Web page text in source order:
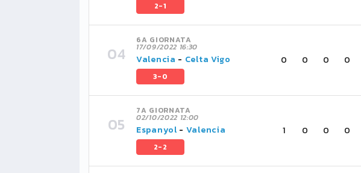
2-1
6A GIORNATA
17/09/2022 16:30
Valencia - Celta Vigo
3-0
0 0 0 0
7A GIORNATA
02/10/2022 12:00
Espanyol - Valencia
2-2
1 0 0 0